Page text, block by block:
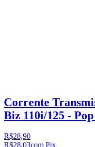
Corrente
Biz 110i/125 -
R$28,90
R$28,03com Pix